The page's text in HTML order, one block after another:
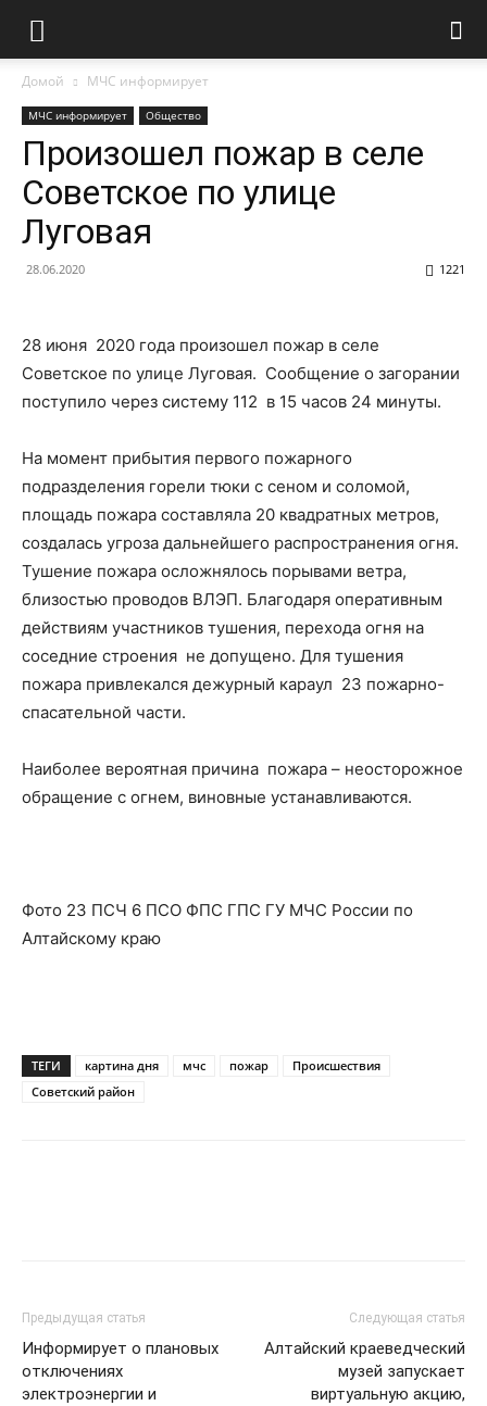
Домой МЧС информирует
МЧС информирует Общество
Произошел пожар в селе
Советское по улице
Луговая
28.06.2020 1221
28 июня 2020 года произошел пожар в селе
Советское по улице Луговая. Сообщение о загорании
поступило через систему 112 в 15 часов 24 минуты.
На момент прибытия первого пожарного
подразделения горели тюки с сеном и соломой,
площадь пожара составляла 20 квадратных метров,
создалась угроза дальнейшего распространения огня.
Тушение пожара осложнялось порывами ветра,
близостью проводов ВЛЭП. Благодаря оперативным
действиям участников тушения, перехода огня на
соседние строения не допущено. Для тушения
пожара привлекался дежурный караул 23 пожарно-
спасательной части.
Наиболее вероятная причина пожара – неосторожное
обращение с огнем, виновные устанавливаются.
Фото 23 ПСЧ 6 ПСО ФПС ГПС ГУ МЧС России по
Алтайскому краю
ТЕГИ картина дня мчс пожар
Происшествия
Советский район
Предыдущая статья
Информирует о плановых
отключениях
электроэнергии и
Следующая статья
Алтайский краеведческий
музей запускает
виртуальную акцию,